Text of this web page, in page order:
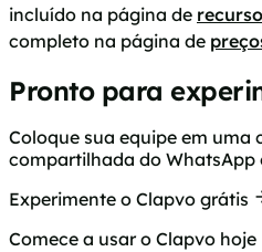
incluído na página de
completo na página de
Pronto para
Coloque sua equipe em uma
compartilhada do WhatsApp
Experimente o Clapvo grátis
Comece a usar o Clapvo hoje